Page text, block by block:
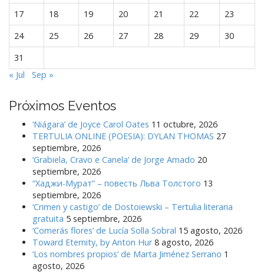
17
18 19 20 21 22
23
24
25 26 27 28 29
30
31
« Jul
Sep »
Próximos Eventos
‘Niágara’ de Joyce Carol Oates 11 octubre, 2026
TERTULIA ONLINE (POESIA): DYLAN THOMAS 27
septiembre, 2026
‘Grabiela, Cravo e Canela’ de Jorge Amado 20
septiembre, 2026
“Хаджи-Мурат” – повесть Льва Толстого 13
septiembre, 2026
‘Crimen y castigo’ de Dostoiewski – Tertulia literaria
gratuita 5 septiembre, 2026
‘Comerás flores’ de Lucía Solla Sobral 15 agosto, 2026
Toward Eternity, by Anton Hur 8 agosto, 2026
‘Los nombres propios’ de Marta Jiménez Serrano 1
agosto, 2026